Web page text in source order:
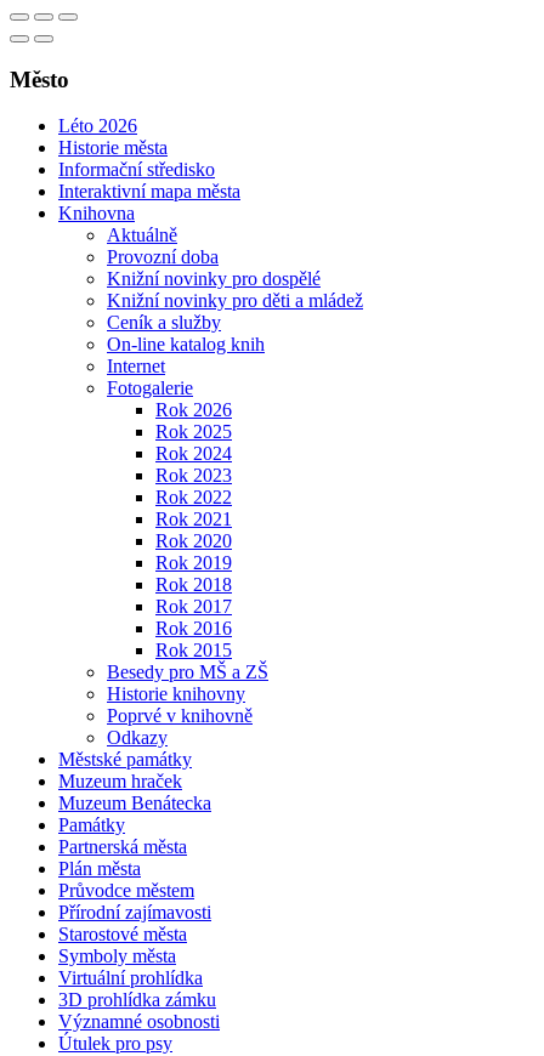
Město
Léto 2026
Historie města
Informační středisko
Interaktivní mapa města
Knihovna
Aktuálně
Provozní doba
Knižní novinky pro dospělé
Knižní novinky pro děti a mládež
Ceník a služby
On-line katalog knih
Internet
Fotogalerie
Rok 2026
Rok 2025
Rok 2024
Rok 2023
Rok 2022
Rok 2021
Rok 2020
Rok 2019
Rok 2018
Rok 2017
Rok 2016
Rok 2015
Besedy pro MŠ a ZŠ
Historie knihovny
Poprvé v knihovně
Odkazy
Městské památky
Muzeum hraček
Muzeum Benátecka
Památky
Partnerská města
Plán města
Průvodce městem
Přírodní zajímavosti
Starostové města
Symboly města
Virtuální prohlídka
3D prohlídka zámku
Významné osobnosti
Útulek pro psy